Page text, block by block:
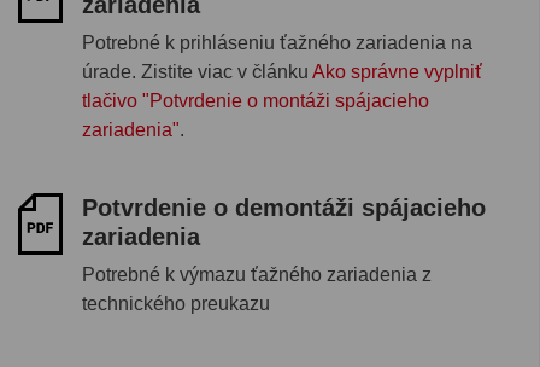
Potrebné k prihláseniu ťažného zariadenia na
úrade. Zistite viac v článku Ako správne vyplniť
tlačivo "Potvrdenie o montáži spájacieho
zariadenia".
Potvrdenie o demontáži spájacieho
zariadenia
Potrebné k výmazu ťažného zariadenia z
technického preukazu